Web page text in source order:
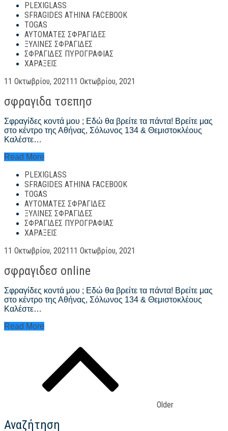
PLEXIGLASS
SFRAGIDES ATHINA FACEBOOK
TOGAS
ΑΥΤΌΜΑΤΕΣ ΣΦΡΑΓΊΔΕΣ
ΞΎΛΙΝΕΣ ΣΦΡΑΓΊΔΕΣ
ΣΦΡΑΓΊΔΕΣ ΠΥΡΟΓΡΑΦΊΑΣ
ΧΑΡΆΞΕΙΣ
Posted
11 Οκτωβρίου, 2021 11 Οκτωβρίου, 2021
σφραγιδα τσεπησ
Σφραγίδες κοντά μου ; Εδώ θα βρείτε τα πάντα! Βρείτε μας
στο κέντρο της Αθήνας, Σόλωνος 134 & Θεμιστοκλέους
Καλέστε…
σφραγιδα
Read More
PLEXIGLASS
SFRAGIDES ATHINA FACEBOOK
TOGAS
ΑΥΤΌΜΑΤΕΣ ΣΦΡΑΓΊΔΕΣ
ΞΎΛΙΝΕΣ ΣΦΡΑΓΊΔΕΣ
ΣΦΡΑΓΊΔΕΣ ΠΥΡΟΓΡΑΦΊΑΣ
ΧΑΡΆΞΕΙΣ
Posted
11 Οκτωβρίου, 2021 11 Οκτωβρίου, 2021
σφραγιδεσ online
Σφραγίδες κοντά μου ; Εδώ θα βρείτε τα πάντα! Βρείτε μας
στο κέντρο της Αθήνας, Σόλωνος 134 & Θεμιστοκλέους
Καλέστε…
σφραγιδεσ
Read More
Older
Αναζήτηση